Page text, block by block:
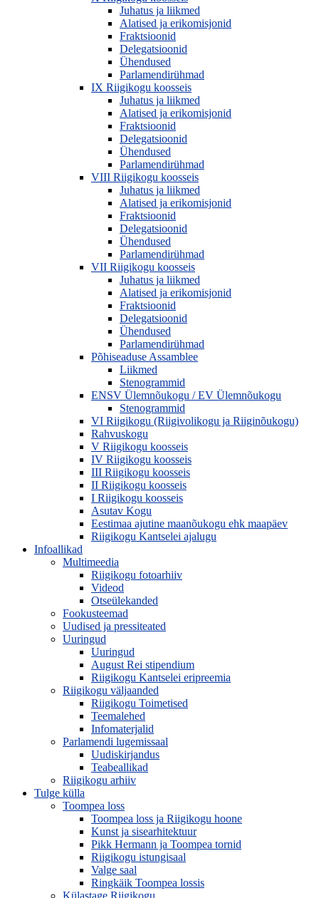
Juhatus ja liikmed
Alatised ja erikomisjonid
Fraktsioonid
Delegatsioonid
Ühendused
Parlamendirühmad
IX Riigikogu koosseis
Juhatus ja liikmed
Alatised ja erikomisjonid
Fraktsioonid
Delegatsioonid
Ühendused
Parlamendirühmad
VIII Riigikogu koosseis
Juhatus ja liikmed
Alatised ja erikomisjonid
Fraktsioonid
Delegatsioonid
Ühendused
Parlamendirühmad
VII Riigikogu koosseis
Juhatus ja liikmed
Alatised ja erikomisjonid
Fraktsioonid
Delegatsioonid
Ühendused
Parlamendirühmad
Põhiseaduse Assamblee
Liikmed
Stenogrammid
ENSV Ülemnõukogu / EV Ülemnõukogu
Stenogrammid
VI Riigikogu (Riigivolikogu ja Riiginõukogu)
Rahvuskogu
V Riigikogu koosseis
IV Riigikogu koosseis
III Riigikogu koosseis
II Riigikogu koosseis
I Riigikogu koosseis
Asutav Kogu
Eestimaa ajutine maanõukogu ehk maapäev
Riigikogu Kantselei ajalugu
Infoallikad
Multimeedia
Riigikogu fotoarhiiv
Videod
Otseülekanded
Fookusteemad
Uudised ja pressiteated
Uuringud
Uuringud
August Rei stipendium
Riigikogu Kantselei eripreemia
Riigikogu väljaanded
Riigikogu Toimetised
Teemalehed
Infomaterjalid
Parlamendi lugemissaal
Uudiskirjandus
Teabeallikad
Riigikogu arhiiv
Tulge külla
Toompea loss
Toompea loss ja Riigikogu hoone
Kunst ja sisearhitektuur
Pikk Hermann ja Toompea tornid
Riigikogu istungisaal
Valge saal
Ringkäik Toompea lossis
Külastage Riigikogu